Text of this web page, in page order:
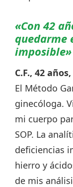
«Con 42
quedarme
imposible»
C.F., 42
El Método
ginecóloga.
mi cuerpo
SOP. La
deficiencias
hierro y
de mis